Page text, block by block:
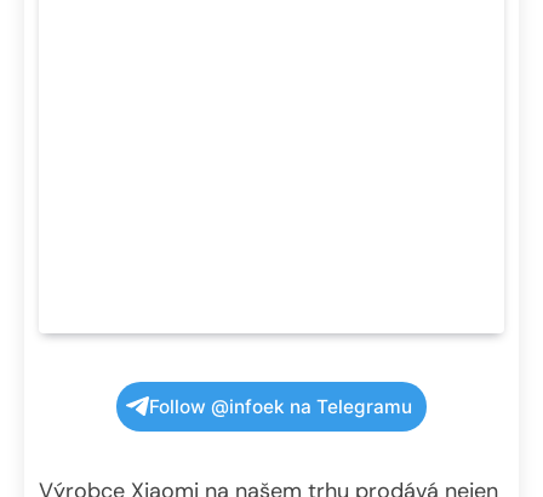
Follow @infoek na Telegramu
Výrobce Xiaomi na našem trhu prodává nejen